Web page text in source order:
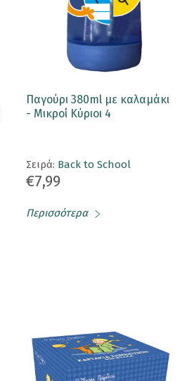
Παγούρι 380ml με καλαμάκι
- Μικροί Κύριοι 4
Σειρά: Back to School
€7,99
Περισσότερα